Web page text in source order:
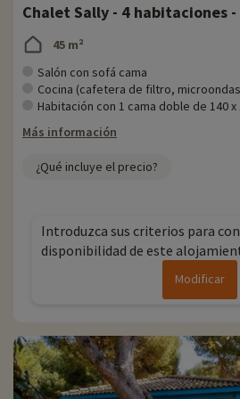
alfarería. En cuanto a la gastronomía,
mediterráneos y provenzales en los
Todos los años, en Familytrip
familiares cerca de los alojamientos: zoo,
negociado actividades, se pueden
descubrirlashaciendo clic aquí!
Para más información
Chalet Sally - 4 habitaciones
45 m²
Salón con sofá cama
Cocina (cafetera de filtro,
Habitación con 1 cama doble de 140 x
Más información
¿Qué incluye el precio?
Introduzca sus criterios para
disponibilidad de este
Modificar